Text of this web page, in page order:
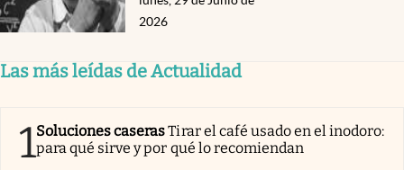
2026
Las más leídas de Actualidad
1Soluciones caserasTirar el café usado en el inodoro:
para qué sirve y por qué lo recomiendan